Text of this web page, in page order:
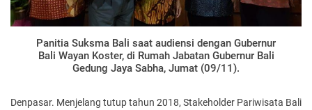
Panitia Suksma Bali saat audiensi dengan Gubernur
Bali Wayan Koster, di Rumah Jabatan Gubernur Bali
Gedung Jaya Sabha, Jumat (09/11).
Denpasar. Menjelang tutup tahun 2018, Stakeholder Pariwisata Bali